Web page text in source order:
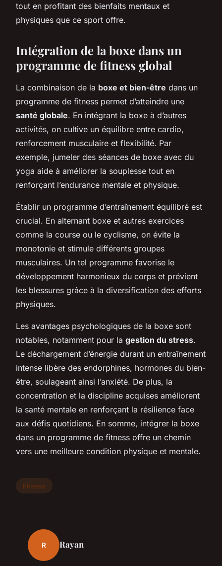
tout en profitant des bienfaits mentaux et
physiques que ce sport offre.
Intégration de la boxe dans un
programme de fitness global
La combinaison de la boxe et bien-être dans un
programme de fitness permet d’atteindre une
santé globale. En intégrant la boxe à d’autres
activités, on cultive un équilibre entre cardio,
renforcement musculaire et flexibilité. Par
exemple, jumeler des séances de boxe avec du
yoga aide à améliorer la souplesse tout en
renforçant l’endurance mentale et physique.
Établir un programme d’entraînement équilibré est
crucial. En alternant boxe et autres exercices
comme la course ou le cyclisme, on évite la
monotonie et stimule différents groupes
musculaires. Un tel programme favorise le
développement harmonieux du corps et prévient
les blessures grâce à la diversification des efforts
physiques.
Les avantages psychologiques de la boxe sont
notables, notamment pour la gestion du stress.
Le déchargement d’énergie durant un entraînement
intense libère des endorphines, hormones du bien-
être, soulageant ainsi l’anxiété. De plus, la
concentration et la discipline acquises améliorent
la santé mentale en renforçant la résilience face
aux défis quotidiens. En somme, intégrer la boxe
dans un programme de fitness offre un chemin
vers une meilleure condition physique et mentale.
Fitness
R Rayan